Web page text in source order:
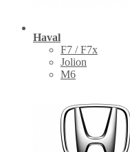
Haval
F7 / F7x
Jolion
M6